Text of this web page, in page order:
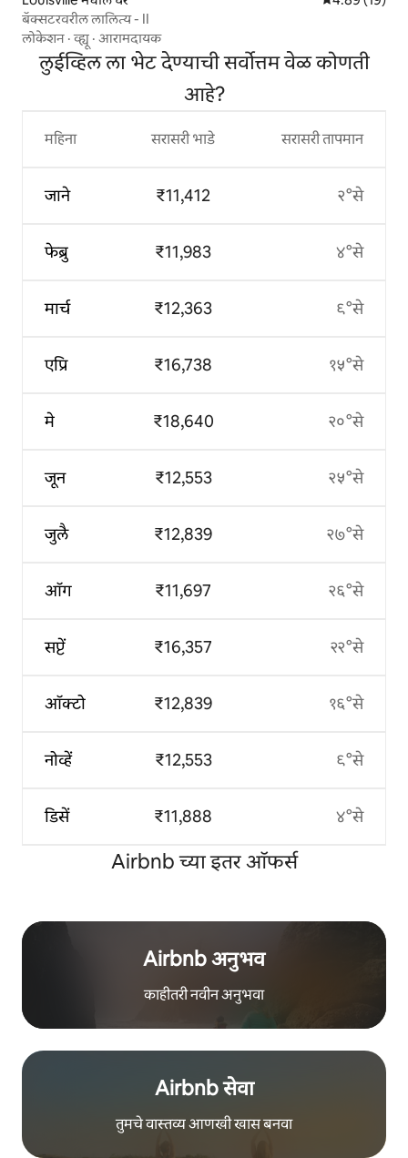
बॅक्सटरवरील लालित्य - II
लोकेशन ·व्ह्यू · आरामदायक
लुईव्हिल ला भेट देण्याची सर्वोत्तम वेळ कोणती
आहे?
महिना
जाने
फेब्रु
मार्च
एप्रि
मे
जून
जुलै
ऑग
सप्टें
ऑक्टो
नोव्हें
डिसें
सरासरी भाडे
₹11,412
₹11,983
₹12,363
₹16,738
₹18,640
₹12,553
₹12,839
₹11,697
₹16,357
₹12,839
₹12,553
₹11,888
सरासरी तापमान
२°से
४°से
९°से
१५°से
२०°से
२५°से
२७°से
२६°से
२२°से
१६°से
९°से
४°से
Airbnb च्या इतर ऑफर्स
Airbnb अनुभव
काहीतरी नवीन अनुभवा
Airbnb सेवा
तुमचे वास्तव्य आणखी खास बनवा